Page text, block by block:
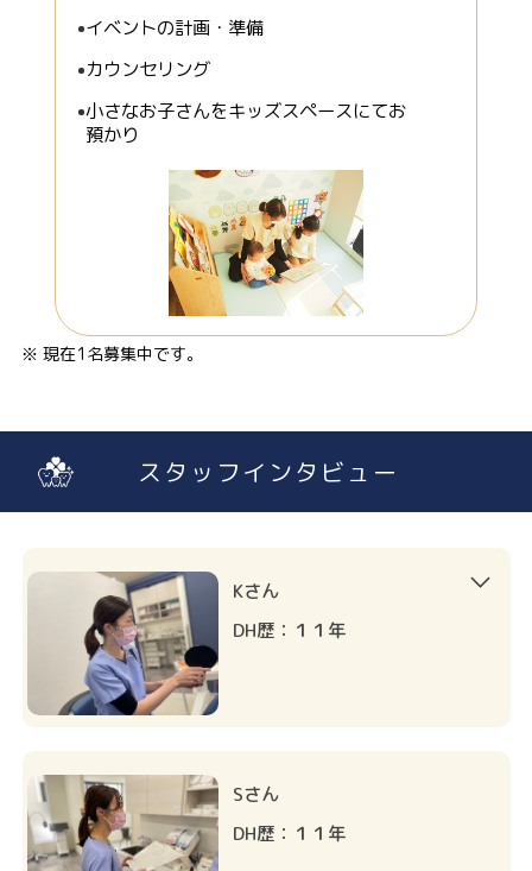
イベントの計画・準備
カウンセリング
小さなお子さんをキッズスペースにてお
預かり
※ 現在1名募集中です。
スタッフインタビュー
Kさん
DH歴：１１年
Sさん
DH歴：１１年
TEL